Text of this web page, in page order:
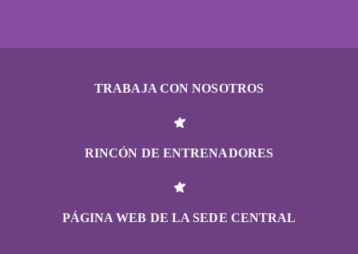
TRABAJA CON NOSOTROS
RINCÓN DE ENTRENADORES
PÁGINA WEB DE LA SEDE CENTRAL